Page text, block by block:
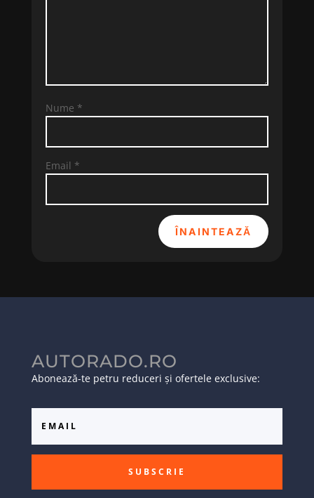
Nume *
Email *
ÎNAINTEAZĂ
AUTORADO.RO
Abonează-te petru reduceri și ofertele exclusive:
SUBSCRIE